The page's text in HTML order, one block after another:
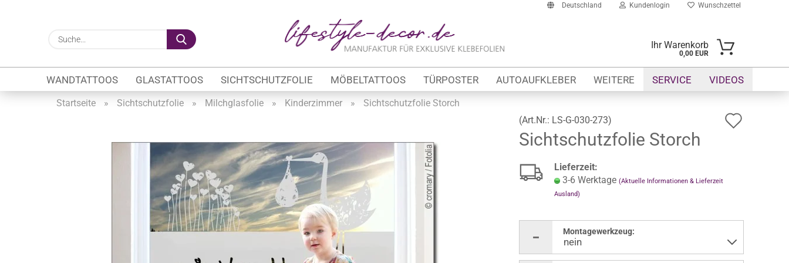
Deutschland
Lieferland
Kundenlogin
E-Mail
Passwort
Konto erstellen
Passwort vergessen?
Wunschzettel
Suche...
Ihr Warenkorb
0,00 EUR
WANDTATTOOS GLASTATTOOS SICHTSCHUTZFOLIE MÖBELTATTOOS TÜRPOSTER AUTOAUFKLEBER SERVICE VIDEOS
WEITERE
Firmenlogo
Fahrzeugwerbung
Schaufensterbeschriftung
Öffnungszeiten
Sichtschutzfolien Gewerbe
Glasbeschriftung
Durchlaufschutz
Startseite » Sichtschutzfolie » Milchglasfolie » Kinderzimmer »
Sichtschutzfolie Storch
(Art.Nr.: LS-G-030-273)
Sichtschutzfolie Storch
Lieferzeit:
3-6 Werktage (Aktuelle Informationen & Lieferzeit
Ausland)
Montagewerkzeug: